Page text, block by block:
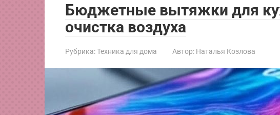
Бюджетные вытяжки для
очистка воздуха
Рубрика:Техника для дома Автор: Наталья Козлова